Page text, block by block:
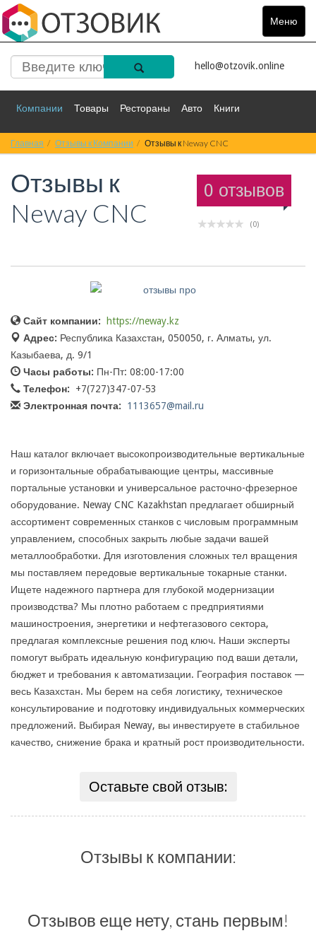
Меню
Toggle
hello@otzovik.online
Компании Товары Рестораны Авто Книги
Спорт Фильмы Деньги Путешествия
Красота Здоровье
Главная Отзывы к Компании Отзывы к Neway CNC
0 отзывов
(0)
Отзывы к
Neway CNC
Сайт компании:
https://neway.kz
Адрес: ​Республика Казахстан, 050050, г. Алматы, ул.
Казыбаева, д. 9/1
Часы работы: Пн-Пт: 08:00-17:00
Телефон:
+7(727)347-07-53
Электронная почта:
1113657@mail.ru
Наш каталог включает высокопроизводительные вертикальные
и горизонтальные обрабатывающие центры, массивные
портальные установки и универсальное расточно-фрезерное
оборудование. Neway CNC Kazakhstan предлагает обширный
ассортимент современных станков с числовым программным
управлением, способных закрыть любые задачи вашей
металлообработки. Для изготовления сложных тел вращения
мы поставляем передовые вертикальные токарные станки.
Ищете надежного партнера для глубокой модернизации
производства? Мы плотно работаем с предприятиями
машиностроения, энергетики и нефтегазового сектора,
предлагая комплексные решения под ключ. Наши эксперты
помогут выбрать идеальную конфигурацию под ваши детали,
бюджет и требования к автоматизации. География поставок —
весь Казахстан. Мы берем на себя логистику, техническое
консультирование и подготовку индивидуальных коммерческих
предложений. Выбирая Neway, вы инвестируете в стабильное
качество, снижение брака и кратный рост производительности.
Оставьте свой отзыв:
Отзывы к компании:
Отзывов еще нету, стань первым!